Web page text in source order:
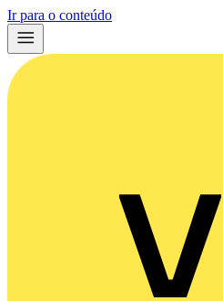
Ir para o conteúdo